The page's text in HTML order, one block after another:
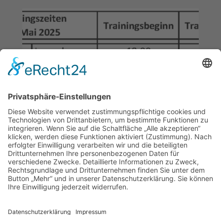
Achtung: Unter besonderen Umständen (Hitze o. ä.) kann das Training
auch schon früher enden.Informiere dich über kurzfristige Änderungen
zum Trainingin unserem Terminkalender!
Für weitere Informationen über unseren Verein, schau gerne auf der
Homepage des Gesamtvereins und den anderen Abteilungen vorbei.